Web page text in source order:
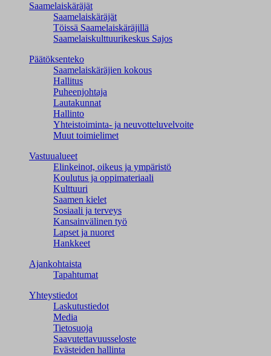
Saamelaiskäräjät
Saamelaiskäräjät
Töissä Saamelaiskäräjillä
Saamelaiskulttuuri­keskus Sajos
Päätöksenteko
Saamelaiskäräjien kokous
Hallitus
Puheenjohtaja
Lautakunnat
Hallinto
Yhteistoiminta- ja neuvotteluvelvoite
Muut toimielimet
Vastuualueet
Elinkeinot, oikeus ja ympäristö
Koulutus ja oppimateriaali
Kulttuuri
Saamen kielet
Sosiaali ja terveys
Kansainvälinen työ
Lapset ja nuoret
Hankkeet
Ajankohtaista
Tapahtumat
Yhteystiedot
Laskutustiedot
Media
Tietosuoja
Saavutettavuusseloste
Evästeiden hallinta